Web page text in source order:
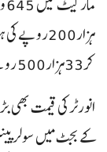
کر33ہزار500 روپے کی ہوگئی۔
انورٹر کی قیمت